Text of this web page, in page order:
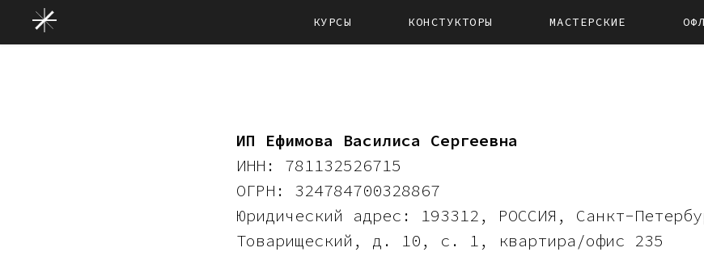
КУРСЫ КОНСТУКТОРЫ МАСТЕРСКИЕ
ИП Ефимова Василиса Сергеевна
ИНН: 781132526715
ОГРН: 324784700328867
Юридический адрес: 193312, РОССИЯ, Санкт-
Товарищеский, д. 10, c. 1, квартира/офис 235